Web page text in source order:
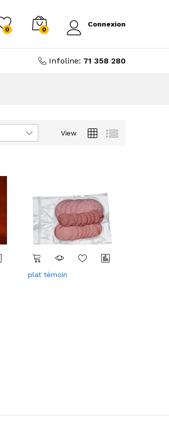
0 0
Connexion
Infoline: 71 358 280
View
plat témoin